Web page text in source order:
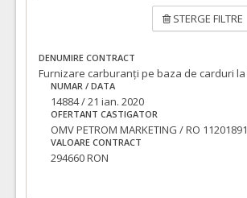
STERGE FILTRE
DENUMIRE CONTRACT
NUMAR / DATA
14884 / 21 ian. 2020
OFERTANT CASTIGATOR
OMV PETROM MARKETING / RO 11201891
VALOARE CONTRACT
294660 RON